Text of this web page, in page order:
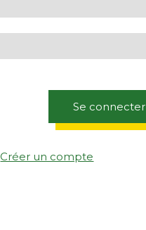
Se connecter
Créer un compte